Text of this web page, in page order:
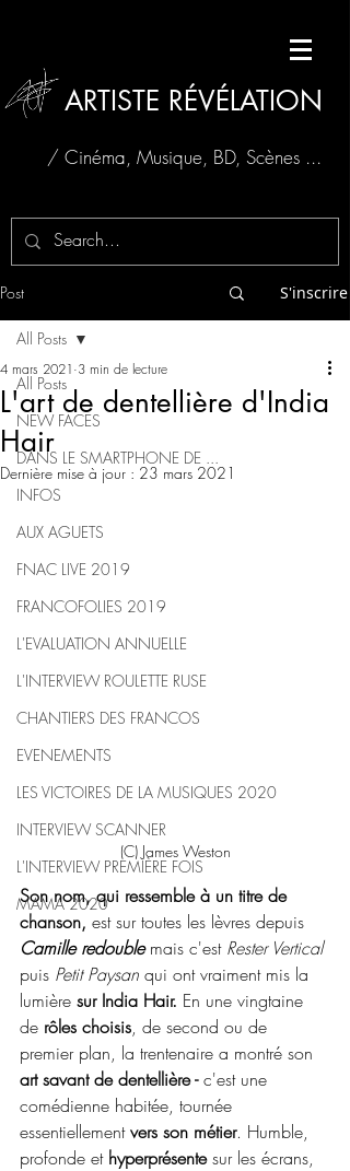
ARTISTE RÉVÉLATION
/ Cinéma, Musique, BD, Scènes ...
Post S'inscrire
All Posts
NEW FACES
DANS LE SMARTPHONE DE ...
INFOS
AUX AGUETS
FNAC LIVE 2019
FRANCOFOLIES 2019
L'EVALUATION ANNUELLE
L'INTERVIEW ROULETTE RUSE
CHANTIERS DES FRANCOS
EVENEMENTS
LES VICTOIRES DE LA MUSIQUES 2020
INTERVIEW SCANNER
L'INTERVIEW PREMIÈRE FOIS
MAMA 2020
All Posts
L'art de dentellière d'India
Hair
4 mars 2021 3 min de lecture
Dernière mise à jour : 23 mars 2021
(C) James Weston
Son nom, qui ressemble à un titre de
chanson, est sur toutes les lèvres depuis
Camille redouble mais c'est Rester Vertical
puis Petit Paysan qui ont vraiment mis la
lumière sur India Hair. En une vingtaine
de rôles choisis, de second ou de
premier plan, la trentenaire a montré son
art savant de dentellière - c'est une
comédienne habitée, tournée
essentiellement vers son métier. Humble,
profonde et hyperprésente sur les écrans,